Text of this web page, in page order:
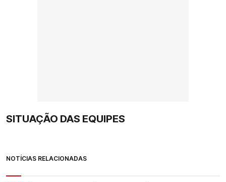
SITUAÇÃO DAS EQUIPES
NOTÍCIAS RELACIONADAS